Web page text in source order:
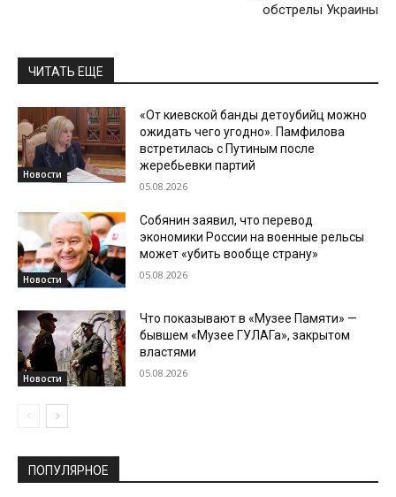
обстрелы Украины
ЧИТАТЬ ЕЩЕ
Новости
«От киевской банды детоубийц можно
ожидать чего угодно». Памфилова
встретилась с Путиным после
жеребьевки партий
05.08.2026
Новости
Собянин заявил, что перевод
экономики России на военные рельсы
может «убить вообще страну»
05.08.2026
Новости
Что показывают в «Музее Памяти» —
бывшем «Музее ГУЛАГа», закрытом
властями
05.08.2026
ПОПУЛЯРНОЕ